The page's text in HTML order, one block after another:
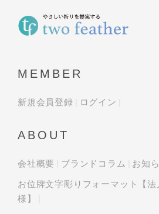
MEMBER
新規会員登録 ログイン
ABOUT
会社概要 ブランドコラム お知
お位牌文字彫りフォーマット【
様】